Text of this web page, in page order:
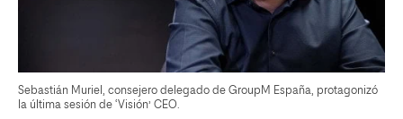
Sebastián Muriel, consejero delegado de GroupM España, protagonizó
la última sesión de ‘Visión’ CEO.